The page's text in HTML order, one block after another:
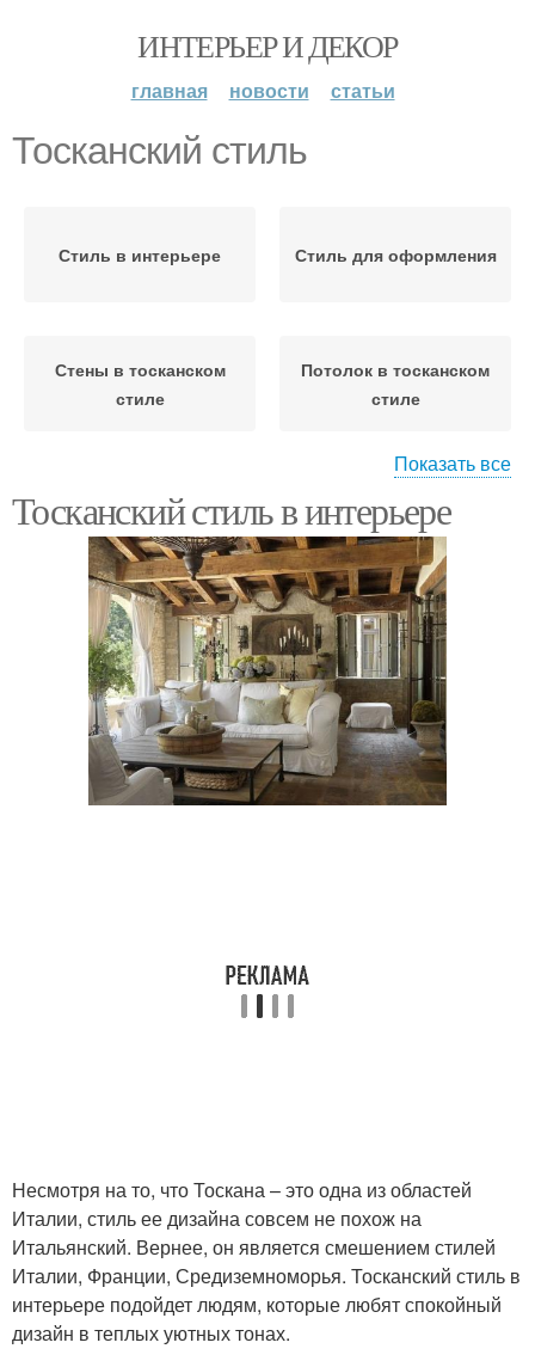
ИНТЕРЬЕР И ДЕКОР
главная новости статьи
Тосканский стиль
Стиль в интерьере Стиль для оформления
Стены в тосканском
стиле
Потолок в тосканском
стиле
Декор в тосканском
стиле
Показать все
Тосканский стиль в интерьере
Несмотря на то, что Тоскана – это одна из областей
Италии, стиль ее дизайна совсем не похож на
Итальянский. Вернее, он является смешением стилей
Италии, Франции, Средиземноморья. Тосканский стиль в
интерьере подойдет людям, которые любят спокойный
дизайн в теплых уютных тонах.